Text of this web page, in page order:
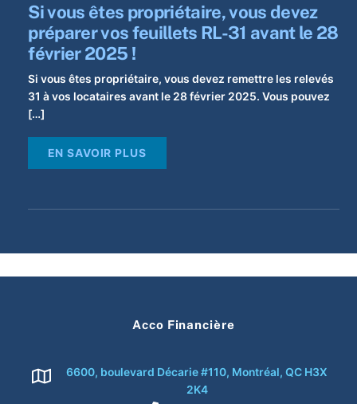
Si vous êtes propriétaire, vous devez
préparer vos feuillets RL-31 avant le 28
février 2025 !
Si vous êtes propriétaire, vous devez remettre les relevés
31 à vos locataires avant le 28 février 2025. Vous pouvez
[…]
EN SAVOIR PLUS
Acco Financière
6600, boulevard Décarie #110, Montréal, QC H3X
2K4